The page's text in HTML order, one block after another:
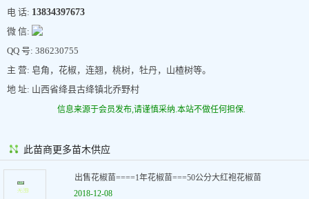
电 话: 13834397673
微 信:
QQ 号: 386230755
主 营: 皂角，花椒，连翘，桃树，牡丹，山楂树等。
地 址: 山西省绛县古绛镇北乔野村
信息来源于会员发布,请谨慎采纳.本站不做任何担保.
此苗商更多苗木供应
出售花椒苗====1年花椒苗===50公分大红袍花椒苗
2018-12-08